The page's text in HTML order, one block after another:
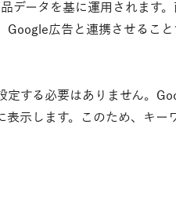
ータを基に運用されます
広告と連携させるこ
する必要はありません。
示します。このため、キー